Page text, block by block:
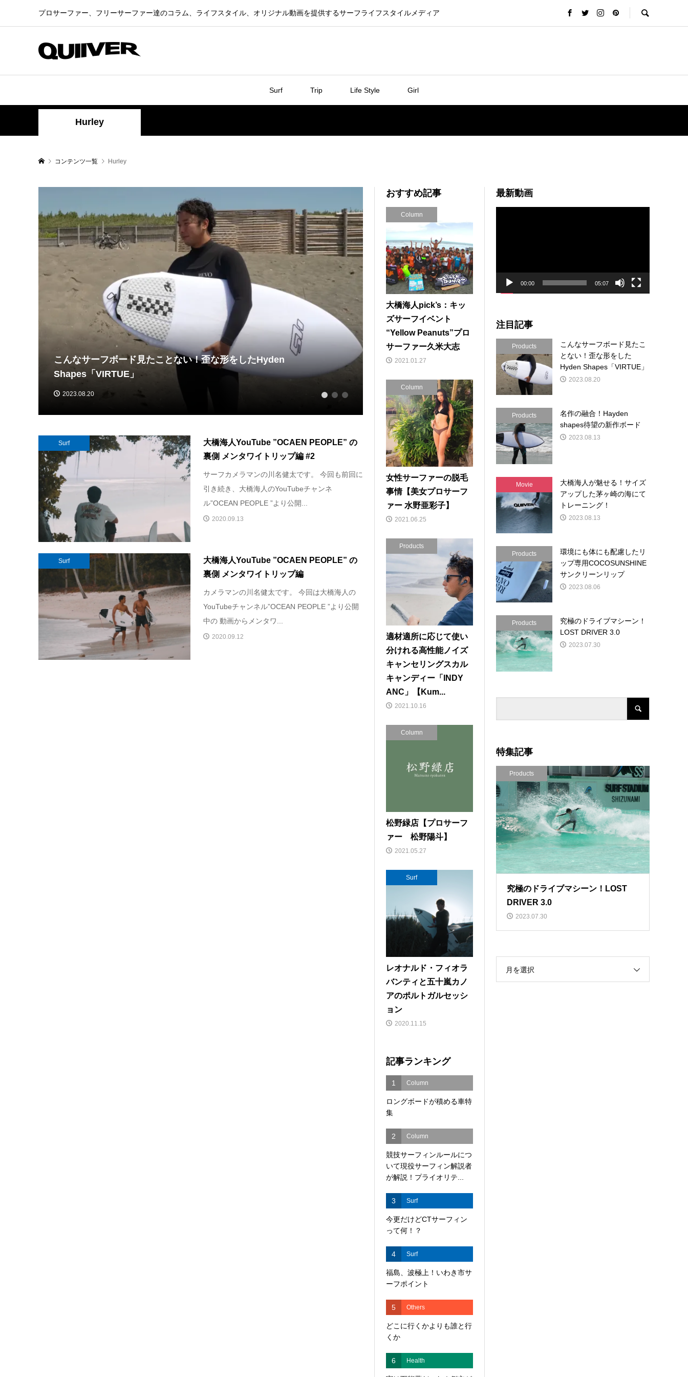
プロサーファー、フリーサーファー達のコラム、ライフスタイル、オリジナル動画を提供するサーフライフスタイルメディア
Surf Trip Life Style Girl
Hurley
コンテンツ一覧 Hurley
名作の融合！Hayden shapes待望の新作ボード
2023.08.13
大橋海人が魅せる！サイズアップした茅ヶ崎の海にてトレーニング！
2023.08.13
1 2 3
Surf
大橋海人YouTube ”OCAEN PEOPLE” の
裏側 メンタワイトリップ編 #2
サーフカメラマンの川名健太です。 今回も前回に
引き続き、大橋海人のYouTubeチャンネ
ル”OCEAN PEOPLE ”より公開...
2020.09.13
Surf
大橋海人YouTube ”OCAEN PEOPLE” の
裏側 メンタワイトリップ編
カメラマンの川名健太です。 今回は大橋海人の
YouTubeチャンネル”OCEAN PEOPLE ”より公開
中の 動画からメンタワ...
2020.09.12
おすすめ記事
Column
大橋海人pick’s：キッ
ズサーフイベント
“Yellow Peanuts”プロ
サーファー久米大志
2021.01.27
Column
女性サーファーの脱毛
事情【美女プロサーフ
ァー 水野亜彩子】
2021.06.25
Products
適材適所に応じて使い
分けれる高性能ノイズ
キャンセリングスカル
キャンディー「INDY
ANC」【Kum...
2021.10.16
Column
松野緑店【プロサーフ
ァー 松野陽斗】
2021.05.27
Surf
レオナルド・フィオラ
バンティと五十嵐カノ
アのポルトガルセッシ
ョン
2020.11.15
記事ランキング
1 Column
ロングボードが積める車特
集
2 Column
競技サーフィンルールにつ
いて現役サーフィン解説者
が解説！プライオリテ...
3 Surf
今更だけどCTサーフィン
って何！？
4 Surf
福島、波極上！いわき市サ
ーフポイント
5 Others
どこに行くかよりも誰と行
くか
6 Health
最新動画
00:00 05:07
注目記事
Products
こんなサーフボード見たこ
とない！歪な形をした
Hyden Shapes「VIRTUE」
2023.08.20
Products
名作の融合！Hayden
shapes待望の新作ボード
2023.08.13
Movie
大橋海人が魅せる！サイズ
アップした茅ヶ崎の海にて
トレーニング！
2023.08.13
Products
環境にも体にも配慮したリ
ップ専用COCOSUNSHINE
サンクリーンリップ
2023.08.06
Products
究極のドライブマシーン！
LOST DRIVER 3.0
2023.07.30
特集記事
Products
究極のドライブマシーン！LOST
DRIVER 3.0
2023.07.30
月を選択